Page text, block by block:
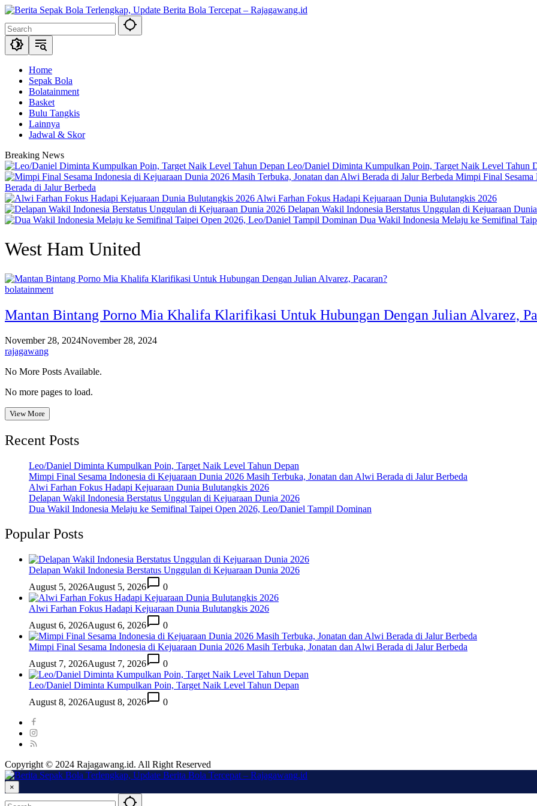
Skip
content
Home
Sepak Bola
Bolatainment
Basket
Bulu Tangkis
Lainnya
Jadwal & Skor
Breaking News
Leo/Daniel Diminta Kumpulkan Poin, Target Naik Level Tahun
Mimpi Final Sesama
Berada di Jalur Berbeda
Alwi Farhan Fokus Hadapi Kejuaraan Dunia Bulutangkis 2026
Delapan Wakil Indonesia Berstatus Unggulan di Kejuaraan
Dua Wakil Indonesia Melaju ke Semifinal
West Ham United
bolatainment
Mantan Bintang Porno Mia Khalifa Klarifikasi Untuk Hubungan Dengan Julian Alvarez,
November 28, 2024November 28, 2024
rajagawang
No More Posts Available.
No more pages to load.
View More
Recent Posts
Leo/Daniel Diminta Kumpulkan Poin, Target Naik Level Tahun Depan
Mimpi Final Sesama Indonesia di Kejuaraan Dunia 2026 Masih Terbuka, Jonatan dan Alwi Berada di Jalur Berbeda
Alwi Farhan Fokus Hadapi Kejuaraan Dunia Bulutangkis 2026
Delapan Wakil Indonesia Berstatus Unggulan di Kejuaraan Dunia 2026
Dua Wakil Indonesia Melaju ke Semifinal Taipei Open 2026, Leo/Daniel Tampil Dominan
Popular Posts
Delapan Wakil Indonesia Berstatus Unggulan di Kejuaraan Dunia 2026
August 5, 2026August 5, 2026 0
Alwi Farhan Fokus Hadapi Kejuaraan Dunia Bulutangkis 2026
August 6, 2026August 6, 2026 0
Mimpi Final Sesama Indonesia di Kejuaraan Dunia 2026 Masih Terbuka, Jonatan dan Alwi Berada di Jalur Berbeda
August 7, 2026August 7, 2026 0
Leo/Daniel Diminta Kumpulkan Poin, Target Naik Level Tahun Depan
August 8, 2026August 8, 2026 0
Copyright © 2024 Rajagawang.id. All Right Reserved
×